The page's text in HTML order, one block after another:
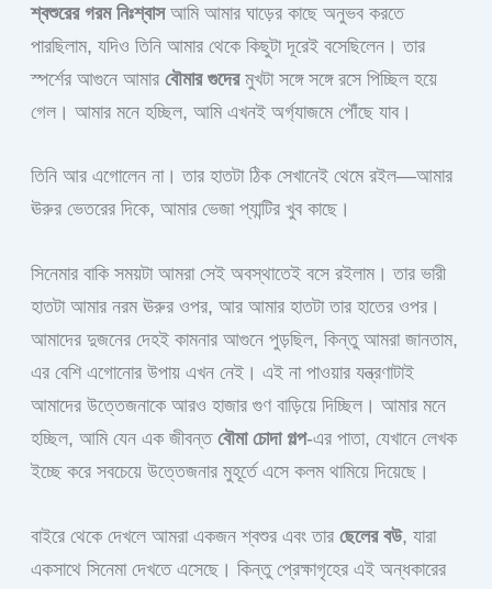
শ্বশুরের গরম নিঃশ্বাসআমি আমার ঘাড়ের কাছে অনুভব করতে
পারছিলাম, যদিও তিনি আমার থেকে কিছুটা দূরেই বসেছিলেন। তার
স্পর্শের আগুনে আমার বৌমার গুদেরমুখটা সঙ্গে সঙ্গে রসে পিচ্ছিল হয়ে
গেল। আমার মনে হচ্ছিল, আমি এখনই অর্গ্যাজমে পৌঁছে যাব।
তিনি আর এগোলেন না। তার হাতটা ঠিক সেখানেই থেমে রইল—আমার
ঊরুর ভেতরের দিকে, আমার ভেজা প্যান্টির খুব কাছে।
সিনেমার বাকি সময়টা আমরা সেই অবস্থাতেই বসে রইলাম। তার ভারী
হাতটা আমার নরম ঊরুর ওপর, আর আমার হাতটা তার হাতের ওপর।
আমাদের দুজনের দেহই কামনার আগুনে পুড়ছিল, কিন্তু আমরা জানতাম,
এর বেশি এগোনোর উপায় এখন নেই। এই না পাওয়ার যন্ত্রণাটাই
আমাদের উত্তেজনাকে আরও হাজার গুণ বাড়িয়ে দিচ্ছিল। আমার মনে
হচ্ছিল, আমি যেন এক জীবন্ত বৌমা চোদা গল্প-এর পাতা, যেখানে লেখক
ইচ্ছে করে সবচেয়ে উত্তেজনার মুহূর্তে এসে কলম থামিয়ে দিয়েছে।
বাইরে থেকে দেখলে আমরা একজন শ্বশুর এবং তার ছেলের বউ, যারা
একসাথে সিনেমা দেখতে এসেছে। কিন্তু প্রেক্ষাগৃহের এই অন্ধকারের